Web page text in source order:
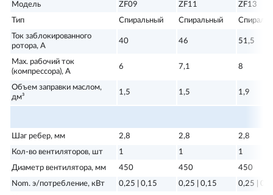
Модель
ZF09 ZF11
ZF13
Тип
Спиральный Спиральный
Ток заблокированного
ротора, А
40 46 51,5
Max. рабочий ток
(компрессора), А
6 7,1 8
Объем заправки маслом,
дм³
1,5 1,5 1,9
Шаг ребер, мм 2,8 2,8
2,8
Кол-во вентиляторов, шт
1 1
1
Диаметр вентилятора, мм
450 450
450
Nom. э/потребление, кВт
0,25 | 0,15 0,25 | 0,15
0,25 |